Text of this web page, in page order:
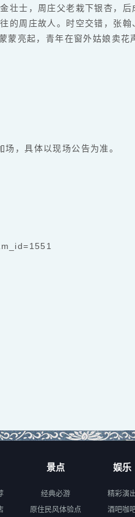
壮士，周庄父老栽下银杏，
的周庄故人。时空交错，张
蒙亮起，青年在窗外姑娘卖
，具体以现场公告为准。
景点
经典必游
原住民风体验点
娱乐
精彩演
酒吧咖